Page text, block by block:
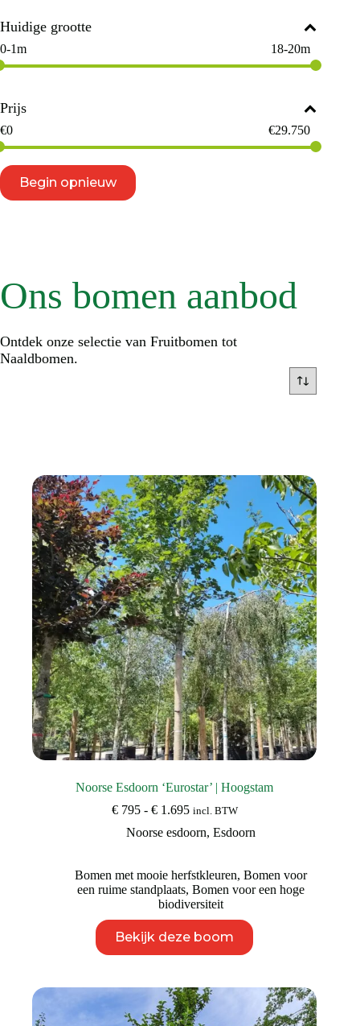
Ons bomen aanbod
Ontdek onze selectie van Fruitbomen tot
Naaldbomen.
Noorse Esdoorn ‘Eurostar’ | Hoogstam
€795 - €1.695Prijsklasse:
tot
incl. BTW
Noorse esdoorn, Esdoorn
Bomen met mooie herfstkleuren, Bomen voor
een ruime standplaats, Bomen voor een hoge
biodiversiteit
Bekijk deze boom
product
heeft
Deze
optie
Huidige grootte
0-1m 18-20m
Prijs
€0 €29.750
Begin opnieuw